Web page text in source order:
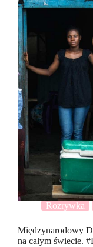
Rozrywka
Międzynarodowy
na całym świecie.